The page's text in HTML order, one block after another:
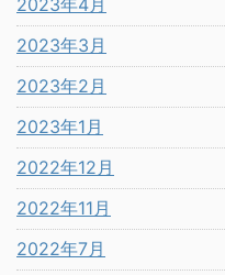
2023年4月
2023年3月
2023年2月
2023年1月
2022年12月
2022年11月
2022年7月